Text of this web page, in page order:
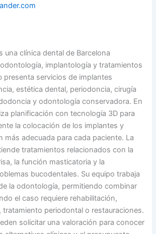
una clínica dental de Barcelona
implantología y tratamientos
presenta servicios de implantes
estética dental, periodoncia, cirugía
y odontología conservadora. En
planificación con tecnología 3D para
la colocación de los implantes y
más adecuada para cada paciente. La
tratamientos relacionados con la
la función masticatoria y la
bucodentales. Su equipo trabaja
la odontología, permitiendo combinar
el caso requiere rehabilitación,
tratamiento periodontal o restauraciones.
solicitar una valoración para conocer